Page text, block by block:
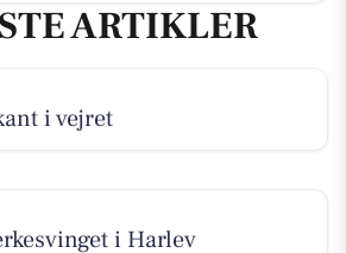
ARTIKLER
i vejret
i Harlev